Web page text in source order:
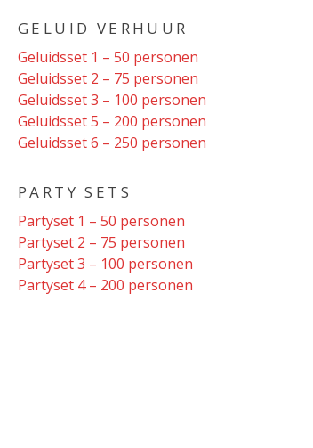
GELUID VERHUUR
Geluidsset 1 – 50 personen
Geluidsset 2 – 75 personen
Geluidsset 3 – 100 personen
Geluidsset 5 – 200 personen
Geluidsset 6 – 250 personen
PARTY SETS
Partyset 1 – 50 personen
Partyset 2 – 75 personen
Partyset 3 – 100 personen
Partyset 4 – 200 personen